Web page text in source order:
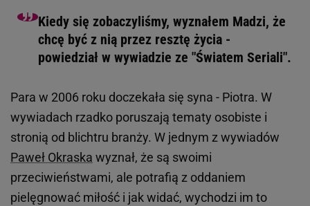
Kiedy się zobaczyliśmy, wyznałem Madzi, że
chcę być z nią przez resztę życia -
powiedział w wywiadzie ze "Światem Seriali".
Para w 2006 roku doczekała się syna - Piotra. W
wywiadach rzadko poruszają tematy osobiste i
stronią od blichtru branży. W jednym z wywiadów
Paweł Okraska wyznał, że są swoimi
przeciwieństwami, ale potrafią z oddaniem
pielęgnować miłość i jak widać, wychodzi im to